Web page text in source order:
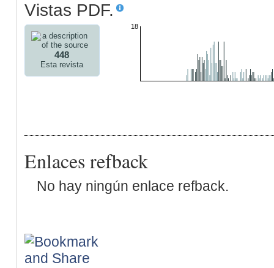
Vistas PDF.
448
Esta revista
18
Enlaces refback
No hay ningún enlace refback.